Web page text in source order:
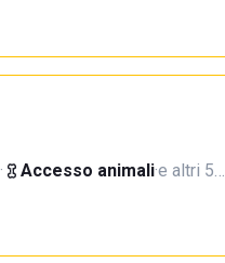
· Accesso animali·e altri 5…